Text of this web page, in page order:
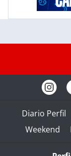
Diario Perfil
Weekend